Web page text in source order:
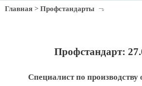
Главная > Профстандарты
Профстандарт:
Специалист по производству